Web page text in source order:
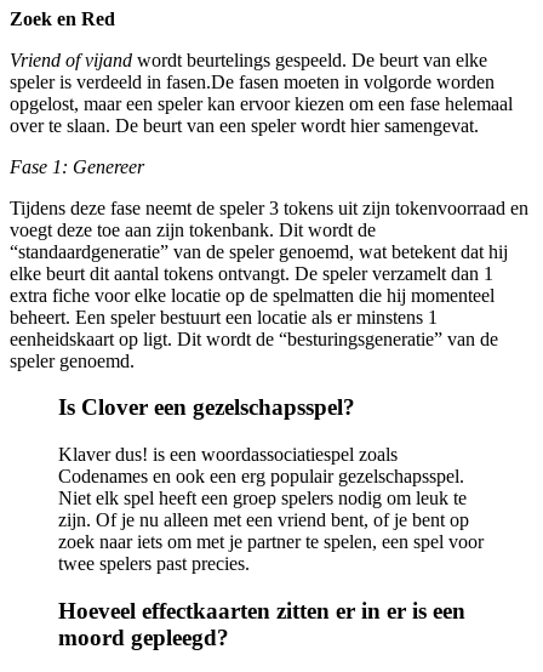
Zoek en Red
Vriend of vijand wordt beurtelings gespeeld. De beurt van elke
speler is verdeeld in fasen.De fasen moeten in volgorde worden
opgelost, maar een speler kan ervoor kiezen om een ​​fase helemaal
over te slaan. De beurt van een speler wordt hier samengevat.
Fase 1: Genereer
Tijdens deze fase neemt de speler 3 tokens uit zijn tokenvoorraad en
voegt deze toe aan zijn tokenbank. Dit wordt de
“standaardgeneratie” van de speler genoemd, wat betekent dat hij
elke beurt dit aantal tokens ontvangt. De speler verzamelt dan 1
extra fiche voor elke locatie op de spelmatten die hij momenteel
beheert. Een speler bestuurt een locatie als er minstens 1
eenheidskaart op ligt. Dit wordt de “besturingsgeneratie” van de
speler genoemd.
Is Clover een gezelschapsspel?
Klaver dus! is een woordassociatiespel zoals
Codenames en ook een erg populair gezelschapsspel.
Niet elk spel heeft een groep spelers nodig om leuk te
zijn. Of je nu alleen met een vriend bent, of je bent op
zoek naar iets om met je partner te spelen, een spel voor
twee spelers past precies.
Hoeveel effectkaarten zitten er in er is een
moord gepleegd?